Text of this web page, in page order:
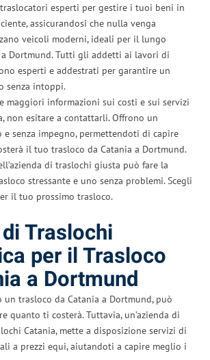
esperti per gestire i tuoi beni in
assicurandosi che nulla venga
veicoli moderni, ideali per il lungo
Dortmund. Tutti gli addetti ai lavori di
esperti e addestrati per garantire un
senza intoppi.
maggiori informazioni sui costi e sui servizi
non esitare a contattarli. Offrono un
senza impegno, permettendoti di capire
il tuo trasloco da Catania a Dortmund.
di traslochi giusta può fare la
stressante e uno senza problemi. Scegli
il tuo prossimo trasloco.
Traslochi
per il Trasloco
a Dortmund
un trasloco da Catania a Dortmund, può
quanto ti costerà. Tuttavia, un’azienda di
Catania, mette a disposizione servizi di
a prezzi equi, aiutandoti a capire meglio i